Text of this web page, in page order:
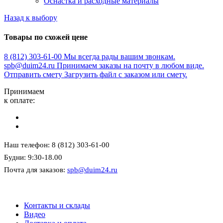
Назад к выбору
Товары по схожей цене
8 (812) 303-61-00 Мы всегда рады вашим звонкам.
spb@duim24.ru Принимаем заказы на почту в любом виде.
Отправить смету Загрузить файл с заказом или смету.
Принимаем
к оплате:
Наш телефон: 8 (812) 303-61-00
Будни: 9:30-18.00
Почта для заказов: spb@duim24.ru
Контакты и склады
Видео